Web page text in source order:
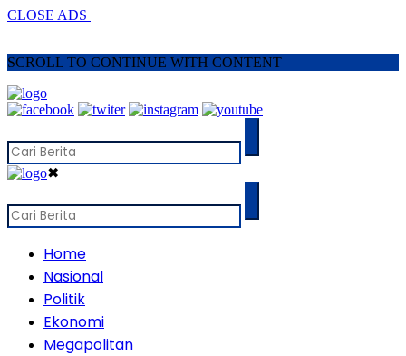
CLOSE ADS
SCROLL TO CONTINUE WITH CONTENT
✖
Home
Nasional
Politik
Ekonomi
Megapolitan